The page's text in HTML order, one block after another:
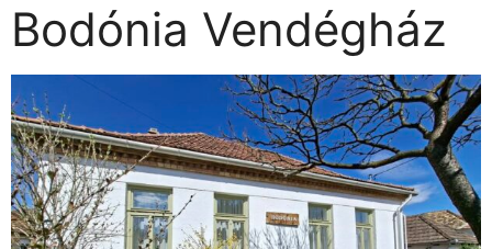
Bodónia Vendégház